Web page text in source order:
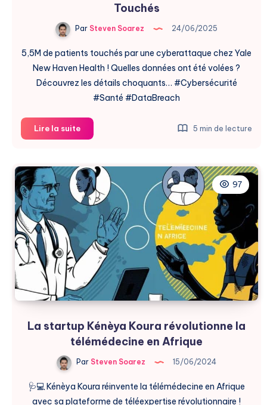
Touchés
Par Steven Soarez 24/06/2025
5,5M de patients touchés par une cyberattaque chez Yale
New Haven Health ! Quelles données ont été volées ?
Découvrez les détails choquants… #Cybersécurité
#Santé #DataBreach
Lire la suiteCyberattaque
chez
New
Haven
:
5M
Touchés
5 min de lecture
97
La startup Kénèya Koura révolutionne la
télémédecine en Afrique
Par Steven Soarez 15/06/2024
🩺💻 Kénèya Koura réinvente la télémédecine en Afrique
avec sa plateforme de téléexpertise révolutionnaire !